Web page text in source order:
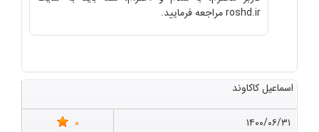
roshd.ir مراجعه فرمایید.
اسماعیل کاکاوند
۱۴۰۰/۰۶/۳۱
0